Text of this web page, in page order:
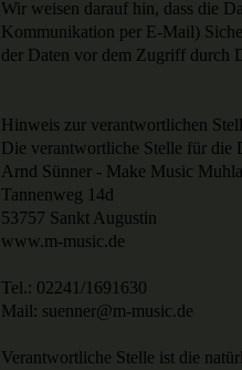
Wir weisen darauf hin, dass die
Kommunikation per E-Mail)
der Daten vor dem Zugriff durch
Hinweis zur verantwortlichen
Die verantwortliche Stelle für die
Arnd Sünner - Make Music
Tannenweg 14d
53757 Sankt Augustin
www.m-music.de
Tel.: 02241/1691630
Mail: suenner@m-music.de
Verantwortliche Stelle ist die